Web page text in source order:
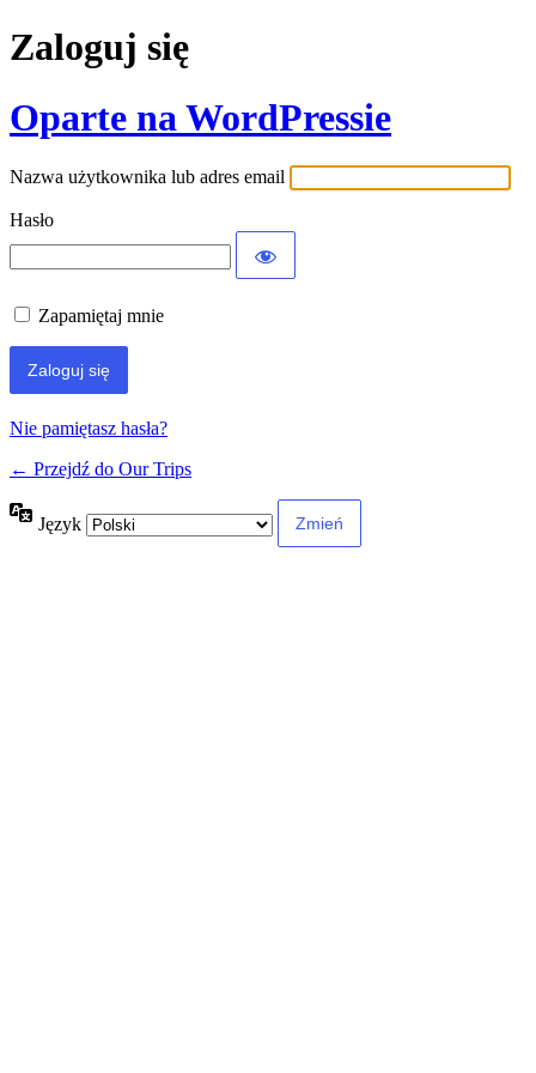
Zaloguj się
Oparte na WordPressie
Nazwa użytkownika lub adres email
Hasło
Zapamiętaj mnie
Nie pamiętasz hasła?
← Przejdź do Our Trips
Język